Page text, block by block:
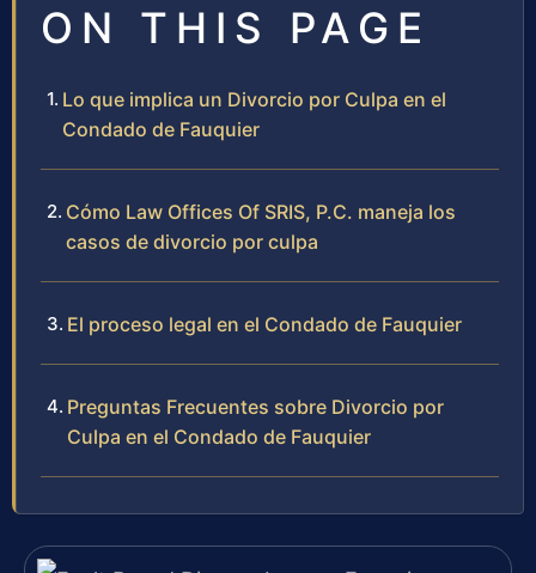
ON THIS PAGE
Lo que implica un Divorcio por Culpa en el
Condado de Fauquier
Cómo Law Offices Of SRIS, P.C. maneja los
casos de divorcio por culpa
El proceso legal en el Condado de Fauquier
Preguntas Frecuentes sobre Divorcio por
Culpa en el Condado de Fauquier